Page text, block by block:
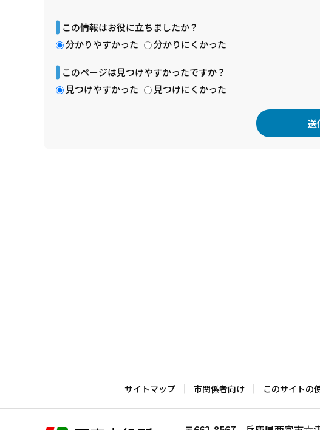
この情報はお役に立ちましたか？
分かりやすかった
分かりにくかった
このページは見つけやすかったですか？
見つけやすかった
見つけにくかった
サイトマップ 市関係者向け このサイトの